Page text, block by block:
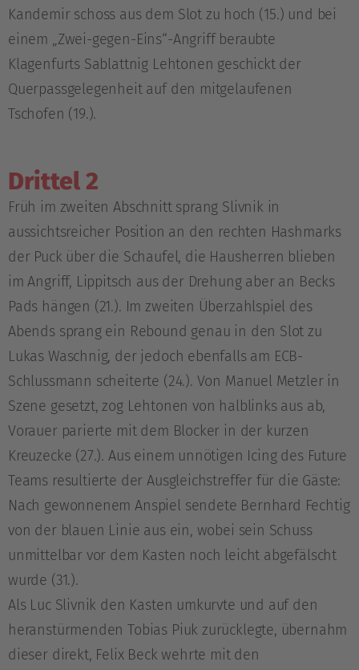
Kandemir schoss aus dem Slot zu hoch (15.) und bei
einem „Zwei-gegen-Eins“-Angriff beraubte
Klagenfurts Sablattnig Lehtonen geschickt der
Querpassgelegenheit auf den mitgelaufenen
Tschofen (19.).
Drittel 2
Früh im zweiten Abschnitt sprang Slivnik in
aussichtsreicher Position an den rechten Hashmarks
der Puck über die Schaufel, die Hausherren blieben
im Angriff, Lippitsch aus der Drehung aber an Becks
Pads hängen (21.). Im zweiten Überzahlspiel des
Abends sprang ein Rebound genau in den Slot zu
Lukas Waschnig, der jedoch ebenfalls am ECB-
Schlussmann scheiterte (24.). Von Manuel Metzler in
Szene gesetzt, zog Lehtonen von halblinks aus ab,
Vorauer parierte mit dem Blocker in der kurzen
Kreuzecke (27.). Aus einem unnötigen Icing des Future
Teams resultierte der Ausgleichstreffer für die Gäste:
Nach gewonnenem Anspiel sendete Bernhard Fechtig
von der blauen Linie aus ein, wobei sein Schuss
unmittelbar vor dem Kasten noch leicht abgefälscht
wurde (31.).
Als Luc Slivnik den Kasten umkurvte und auf den
heranstürmenden Tobias Piuk zurücklegte, übernahm
dieser direkt, Felix Beck wehrte mit den